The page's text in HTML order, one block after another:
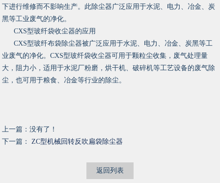
下进行维修而不影响生产。此除尘器广泛应用于水泥、电力、冶金、炭
黑等工业废气的净化。
CXS型玻纤袋收尘器的应用
CXS型玻纤布袋除尘器被广泛应用于水泥、电力、冶金、炭黑等工
业废气的净化。CXS型玻纤袋收尘器可用于颗粒尘收集，废气处理量
大，阻力小，适用于水泥厂粉磨，烘干机、破碎机等工艺设备的废气除
尘，也可用于粮食、冶金等行业的除尘。
上一篇：没有了！
下一篇：ZC型机械回转反吹扁袋除尘器
返回列表